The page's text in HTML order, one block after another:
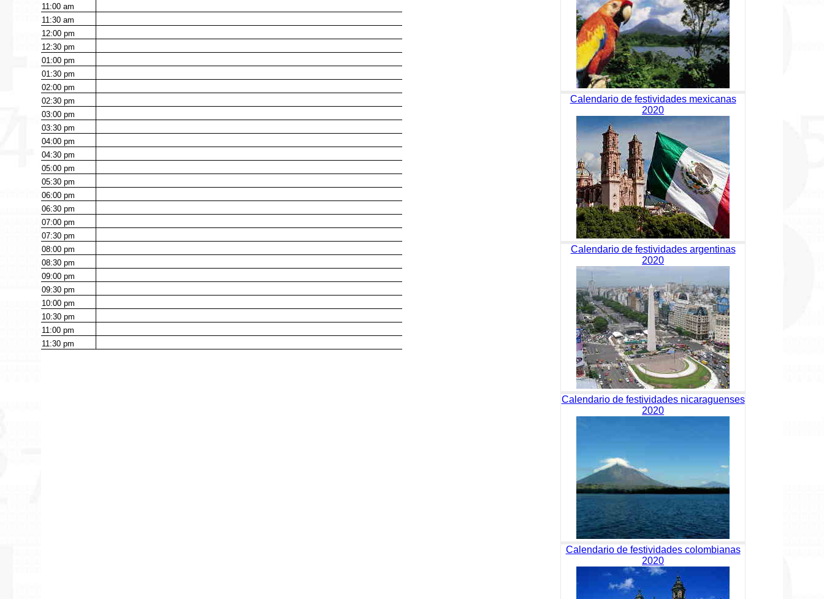
11:00am
11:30am
12:00pm
12:30pm
01:00pm
01:30pm
02:00pm
02:30pm
03:00pm
03:30pm
04:00pm
04:30pm
05:00pm
05:30pm
06:00pm
06:30pm
07:00pm
07:30pm
08:00pm
08:30pm
09:00pm
09:30pm
10:00pm
10:30pm
11:00pm
11:30pm
Calendario de festividades mexicanas
2020
Calendario de festividades argentinas
2020
Calendario de festividades nicaraguenses
2020
Calendario de festividades colombianas
2020